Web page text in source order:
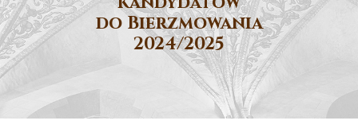
do Bierzmowania
2024/2025